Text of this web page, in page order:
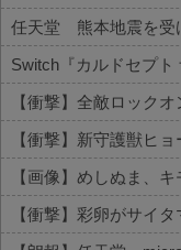
Switch『カルドセプト
【衝撃】新守護獣ヒ
【画像】めしぬま、